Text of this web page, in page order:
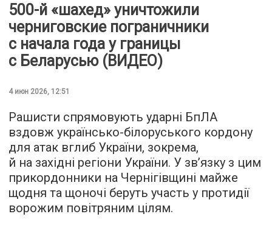
500-й «шахед» уничтожили
черниговские пограничники
с начала года у границы
с Беларусью (ВИДЕО)
4 июн 2026, 12:51
Рашисти спрямовують ударні БпЛА
вздовж українсько-білоруського кордону
для атак вглиб України, зокрема,
й на західні регіони України. У зв’язку з цим
прикордонники на Чернігівщині майже
щодня та щоночі беруть участь у протидії
ворожим повітряним цілям.